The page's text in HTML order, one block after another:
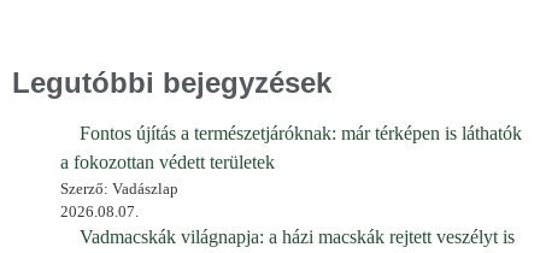
Legutóbbi bejegyzések
Fontos újítás a természetjáróknak: már térképen is láthatók
a fokozottan védett területek
Szerző: Vadászlap
2026.08.07.
Vadmacskák világnapja: a házi macskák rejtett veszélyt is